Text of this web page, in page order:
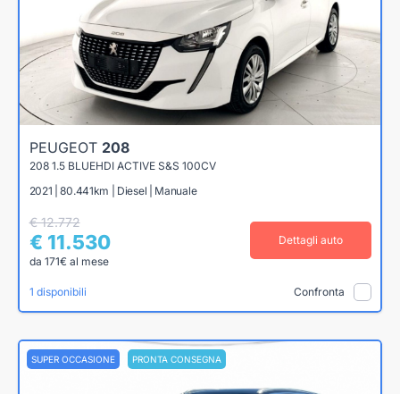
PEUGEOT 208
208 1.5 BLUEHDI ACTIVE S&S 100CV
2021 | 80.441km | Diesel | Manuale
€ 12.772
€ 11.530
da 171€ al mese
Dettagli auto
1 disponibili Confronta
SUPER OCCASIONE PRONTA CONSEGNA